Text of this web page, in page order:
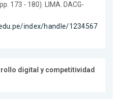
173 - 180). LIMA. DACG-
index/handle/1234567
digital y competitividad